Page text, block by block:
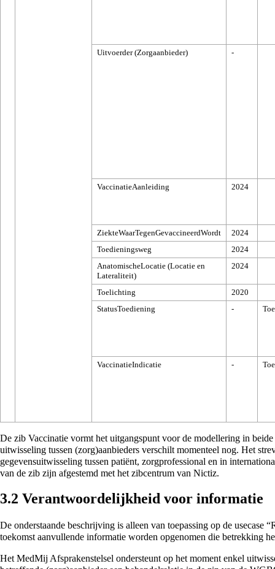
Uitvoerder (Zorgaanbieder) -
VaccinatieAanleiding 2024
ZiekteWaarTegenGevaccineerdWordt
2024
Toedieningsweg
2024
AnatomischeLocatie (Locatie en
Lateraliteit)
2024
Toelichting
2020
StatusToediening
-
VaccinatieIndicatie -
De zib Vaccinatie vormt het uitgangspunt voor de modellering in
uitwisseling tussen (zorg)aanbieders verschilt momenteel nog. Het
gegevensuitwisseling tussen patiënt, zorgprofessional en in
van de zib zijn afgestemd met het zibcentrum van Nictiz.
3.2 Verantwoordelijkheid voor informatie
De onderstaande beschrijving is alleen van toepassing op de
toekomst aanvullende informatie worden opgenomen die betrekking
Het MedMij Afsprakenstelsel ondersteunt op het moment enkel